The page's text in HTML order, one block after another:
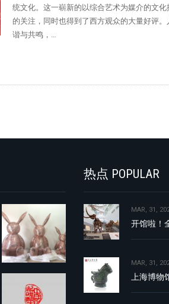
统文化。这一崭新的以综合艺术为媒介的文
的关注，同时也得到了西方观众的大量好评
谐与共鸣，…
热点 POPULAR
MAR, 31,
开馆啦！
MAR, 31,
上海博物